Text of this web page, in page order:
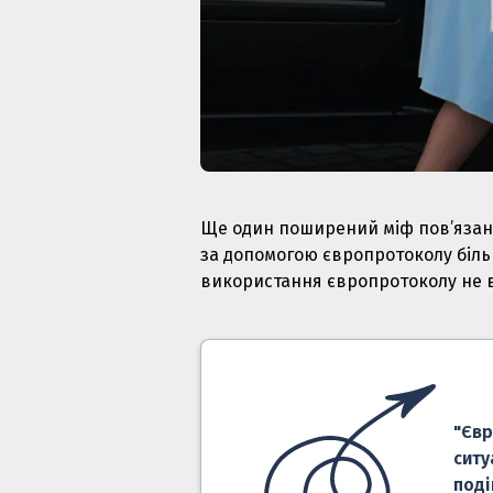
Ще один поширений міф
за допомогою європротоколу
використання європротоколу